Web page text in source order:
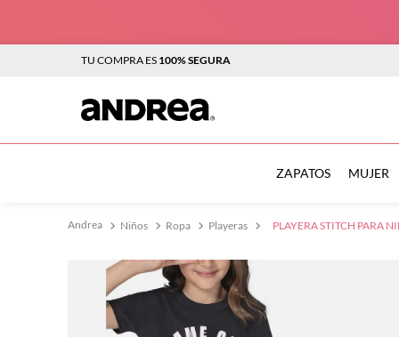
TU COMPRA ES 100% SEGURA
ZAPATOS MUJER
Niños Ropa Playeras PLAYERA STITCH PARA
TÉRMINOS MÁS BUSCADOS
tenis mujer
tenis hombre